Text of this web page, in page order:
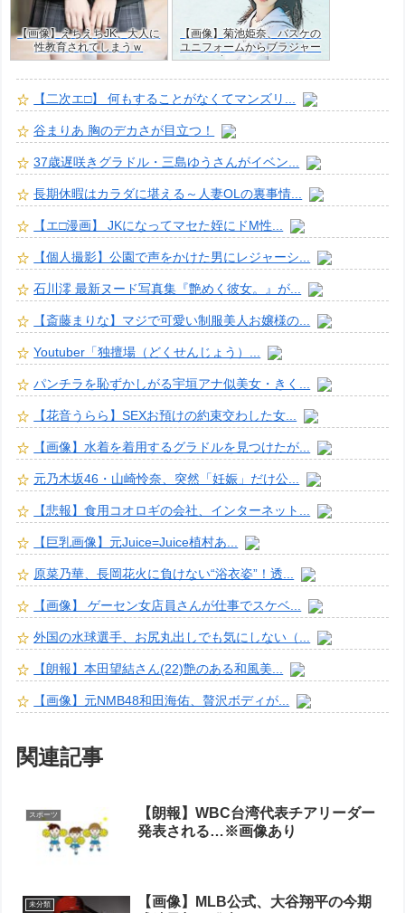
【画像】えちえちJK、大人に
性教育されてしまうｗ
【画像】菊池姫奈、バスケの
ユニフォームからブラジャー
はみ出すJKグラドルｗ
【二次エ□】 何もすることがなくてマンズリ...
谷まりあ 胸のデカさが目立つ！
37歳遅咲きグラドル・三島ゆうさんがイベン...
長期休暇はカラダに堪える～人妻OLの裏事情...
【エ□漫画】 JKになってマセた姪にドM性...
【個人撮影】公園で声をかけた男にレジャーシ...
石川澪 最新ヌード写真集『艶めく彼女。』が...
【斎藤まりな】マジで可愛い制服美人お嬢様の...
Youtuber「独擅場（どくせんじょう）...
パンチラを恥ずかしがる宇垣アナ似美女・きく...
【花音うらら】SEXお預けの約束交わした女...
【画像】水着を着用するグラドルを見つけたが...
元乃木坂46・山崎怜奈、突然「妊娠」だけ公...
【悲報】食用コオロギの会社、インターネット...
【巨乳画像】元Juice=Juice植村あ...
原菜乃華、長岡花火に負けない“浴衣姿”！透...
【画像】 ゲーセン女店員さんが仕事でスケベ...
外国の水球選手、お尻丸出しでも気にしない（...
【朗報】本田望結さん(22)艶のある和風美...
【画像】元NMB48和田海佑、贅沢ボディが...
関連記事
スポーツ
【朗報】WBC台湾代表チアリーダー
発表される…※画像あり
未分類
【画像】MLB公式、大谷翔平の今期